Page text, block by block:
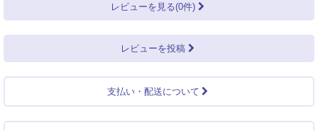
レビューを見る(0件)
レビューを投稿
支払い・配送について